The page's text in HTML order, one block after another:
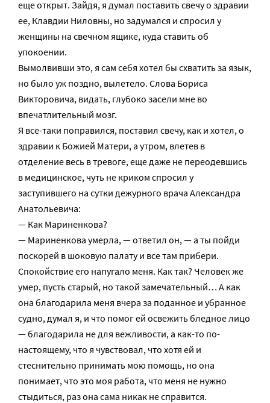
еще открыт. Зайдя, я думал поставить свечу о здравии
ее, Клавдии Ниловны, но задумался и спросил у
женщины на свечном ящике, куда ставить об
упокоении.
Вымолвивши это, я сам себя хотел бы схватить за язык,
но было уж поздно, вылетело. Слова Бориса
Викторовича, видать, глубоко засели мне во
впечатлительный мозг.
Я все-таки поправился, поставил свечу, как и хотел, о
здравии к Божией Матери, а утром, влетев в
отделение весь в тревоге, еще даже не переодевшись
в медицинское, чуть не криком спросил у
заступившего на сутки дежурного врача Александра
Анатольевича:
— Как Мариненкова?
— Мариненкова умерла, — ответил он, — а ты пойди
поскорей в шоковую палату и все там прибери.
Спокойствие его напугало меня. Как так? Человек же
умер, пусть старый, но такой замечательный… А как
она благодарила меня вчера за поданное и убранное
судно, думал я, и что помог ей освежить бледное лицо
— благодарила не для вежливости, а как-то по-
настоящему, что я чувствовал, что хотя ей и
стеснительно принимать мою помощь, но она
понимает, что это моя работа, что меня не нужно
стыдиться, раз она сама никак не справится.